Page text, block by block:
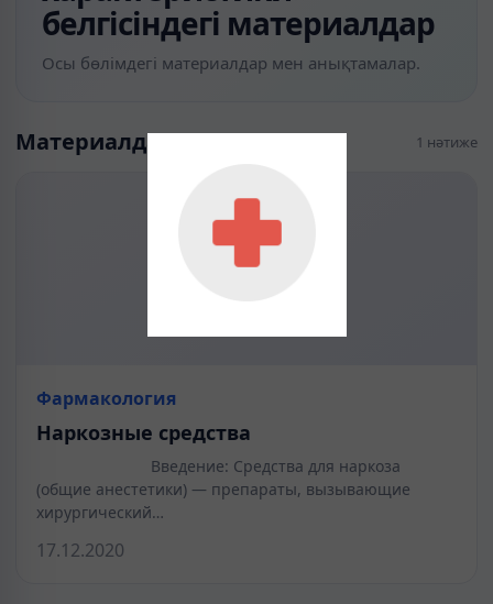
белгісіндегі материалдар
Осы бөлімдегі материалдар мен анықтамалар.
Материалдар 1 нәтиже
Фармакология
Наркозные средства
Введение: Средства для наркоза
(общие анестетики) — препараты, вызывающие
хирургический…
17.12.2020